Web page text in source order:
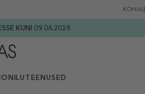
KUNI 09.08.2026
ILUTEENUSED